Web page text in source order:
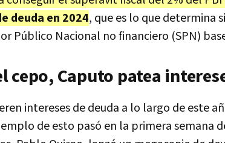
deuda en 2024, que es lo que determina
Público Nacional no financiero (SPN)
cepo, Caputo patea
intereses de deuda a lo largo de este
de esto pasó en la primera semana